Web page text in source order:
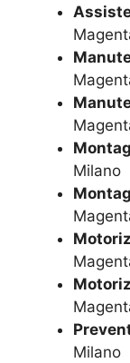
Milano
Milano